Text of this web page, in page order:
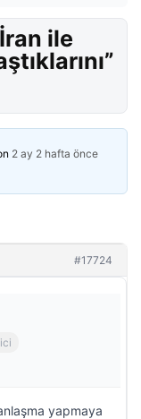
ile
2 ay 2 hafta önce
#17724
yapmaya